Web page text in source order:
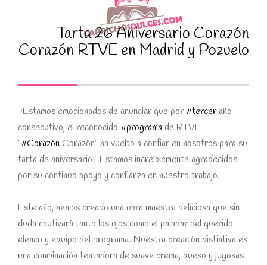
Tarta 26 Aniversario Corazón
Corazón RTVE en Madrid y Pozuelo
¡Estamos emocionados de anunciar que por#terceraño
consecutivo, el reconocido #programade RTVE
"#Corazón Corazón" ha vuelto a confiar en nosotros para su
tarta de aniversario! Estamos increíblemente agradecidos
por su continuo apoyo y confianza en nuestro trabajo.
Este año, hemos creado una obra maestra deliciosa que sin
duda cautivará tanto los ojos como el paladar del querido
elenco y equipo del programa. Nuestra creación distintiva es
una combinación tentadora de suave crema, queso y jugosas